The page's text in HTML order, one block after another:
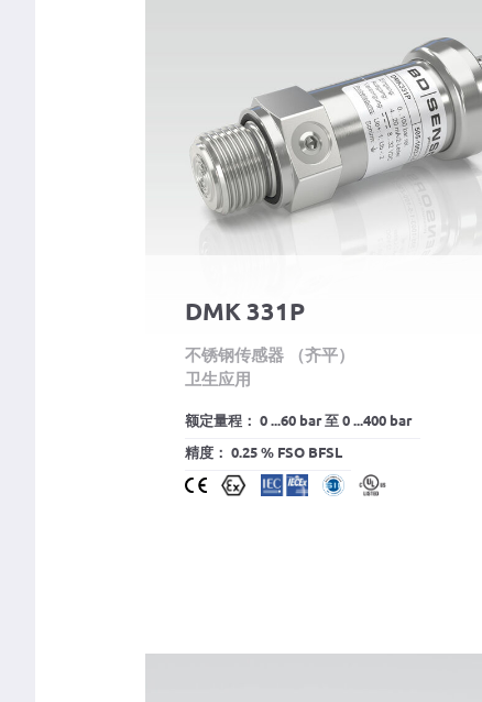
DMK 331P
不锈钢传感器 （齐平）
卫生应用
额定量程： 0 ...60 bar 至 0 ...400 bar
精度： 0.25 % FSO BFSL